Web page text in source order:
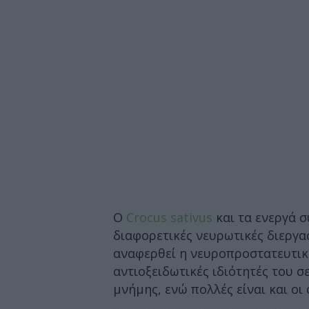
Ο Crocus sativus και τα ενεργά
διαφορετικές νευρωτικές
αναφερθεί η
αντιοξειδωτικές ιδιότητές
μνήμης, ενώ πολλές είναι και